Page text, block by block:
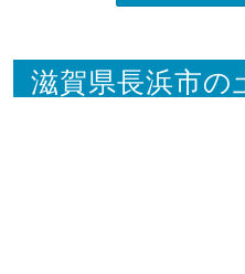
滋賀県長浜市の